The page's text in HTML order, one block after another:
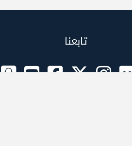
تابعنا